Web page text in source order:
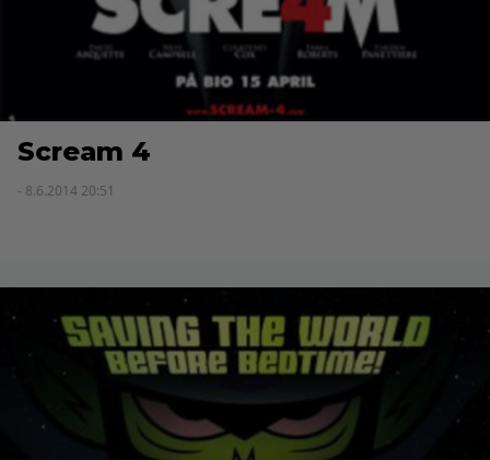
Scream 4
- 8.6.2014 20:51